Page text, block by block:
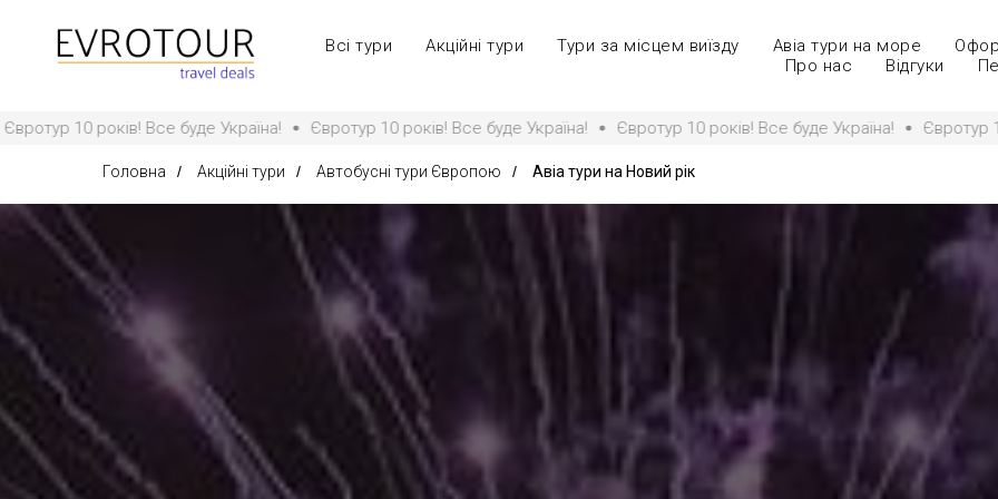
Всі тури Акційні тури Тури за місцем виїзду Авіа тури на море
Про нас
Відгуки
Україна! Євротур 10 років! Все буде Україна! Євротур 10 років! Все буде Україна! Євротур 10 років! Все буде
Головна / Акційні тури / Автобусні тури Європою / Авіа тури на Новий рік